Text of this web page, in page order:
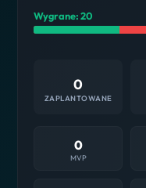
Wygrane: 20
0
ZAPLANTOWANE
0
MVP